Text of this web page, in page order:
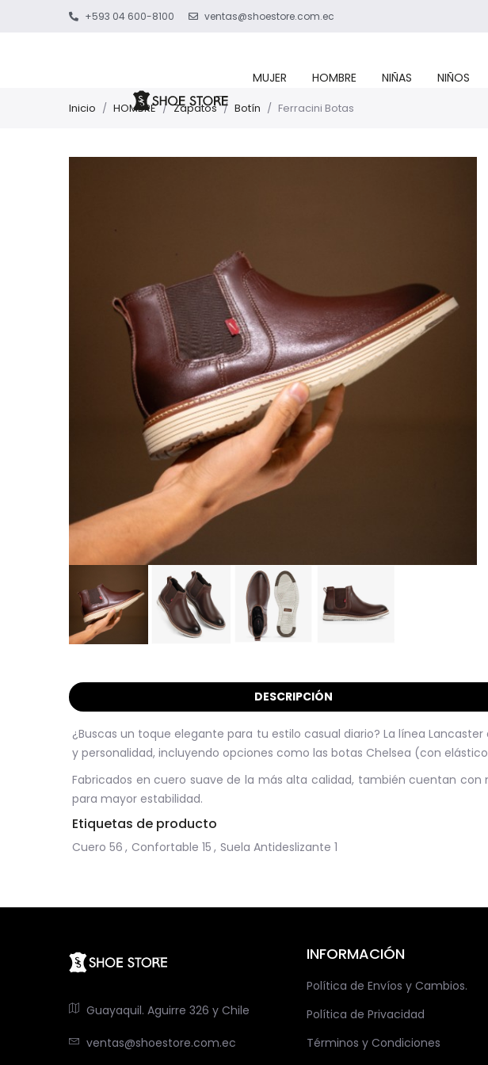
+593 04 600-8100 ventas@shoestore.com.ec
MUJER HOMBRE NIÑAS NIÑOS
Inicio / HOMBRE / Zapatos / Botín / Ferracini Botas
DESCRIPCIÓN
¿Buscas un toque elegante para tu estilo casual diario? La línea
y personalidad, incluyendo opciones como las botas Chelsea (con
Fabricados en cuero suave de la más alta calidad, también cuentan
para mayor estabilidad.
Etiquetas de producto
Cuero 56 , Confortable 15 , Suela Antideslizante 1
Guayaquil. Aguirre 326 y Chile
ventas@shoestore.com.ec
INFORMACIÓN
Política de Envíos y Cambios.
Política de Privacidad
Términos y Condiciones